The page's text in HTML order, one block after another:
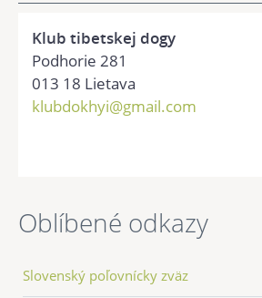
Klub tibetskej dogy
Podhorie 281
013 18 Lietava
klubdokhyi@gmail.com
Oblíbené odkazy
Slovenský poľovnícky zväz